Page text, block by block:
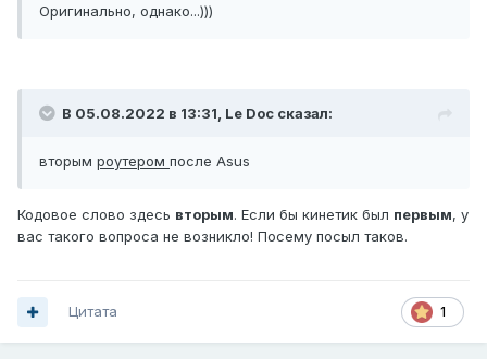
Оригинально, однако...)))
В 05.08.2022 в 13:31, Le Doc сказал:
вторым роутером после Asus
Кодовое слово здесь вторым. Если бы кинетик был первым, у
вас такого вопроса не возникло! Посему посыл таков.
1
Цитата